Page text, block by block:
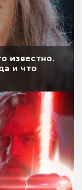
известно.
и что